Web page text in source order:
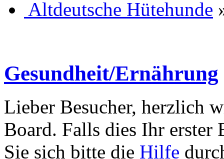
Altdeutsche Hütehunde
Gesundheit/Ernährung
Lieber Besucher, herzlich
Board. Falls dies Ihr erster
Sie sich bitte die Hilfe